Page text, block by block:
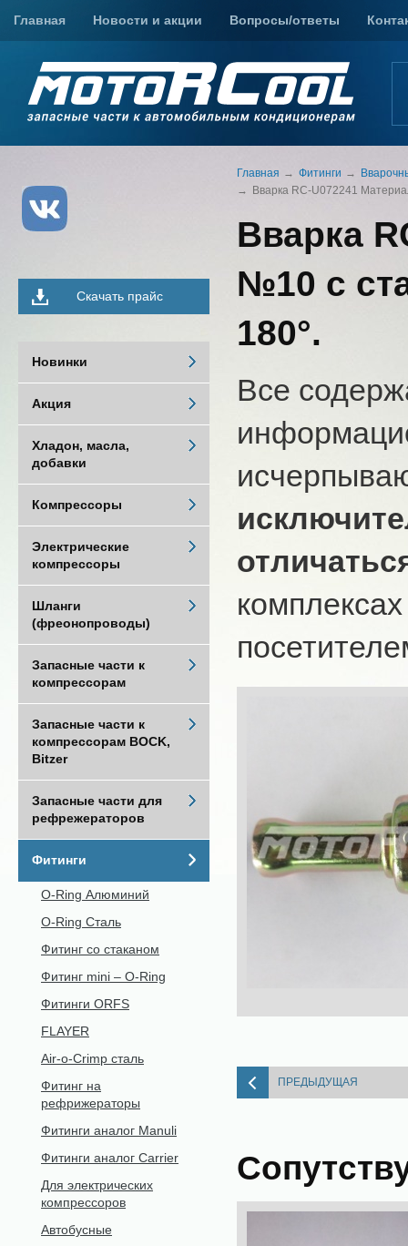
Главная Новости и акции Вопросы/ответы
Главная Фитинги
Вварка RC-U072241
Вварка
№10 с
180°.
Все
ПРЕДЫДУЩАЯ
Скачать прайс
Новинки
Акция
Хладон, масла,
добавки
Компрессоры
Электрические
компрессоры
Шланги
(фреонопроводы)
Запасные части к
компрессорам
Запасные части к
компрессорам BOCK,
Bitzer
Запасные части для
рефрежераторов
Фитинги
O-Ring Алюминий
O-Ring Сталь
Фитинг со стаканом
Фитинг mini – O-Ring
Фитинги ORFS
FLAYER
Air-o-Crimp сталь
Фитинг на
рефрижераторы
Фитинги аналог Manuli
Фитинги аналог Carrier
Для электрических
компрессоров
Автобусные